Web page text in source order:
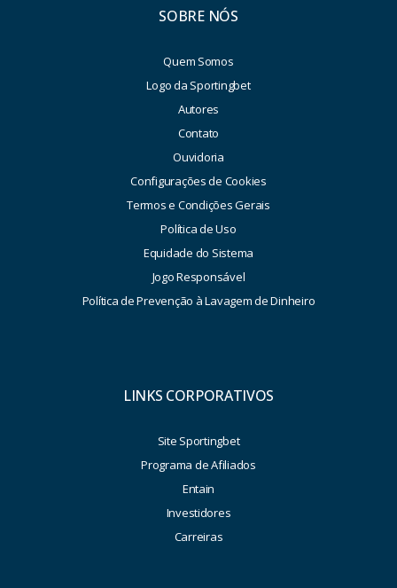
SOBRE NÓS
Quem Somos
Logo da Sportingbet
Autores
Contato
Ouvidoria
Configurações de Cookies
Termos e Condições Gerais
Política de Uso
Equidade do Sistema
Jogo Responsável
Política de Prevenção à Lavagem de Dinheiro
LINKS CORPORATIVOS
Site Sportingbet
Programa de Afiliados
Entain
Investidores
Carreiras